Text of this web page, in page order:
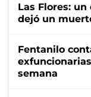
Las Flores:
dejó un
Fentanilo
semana